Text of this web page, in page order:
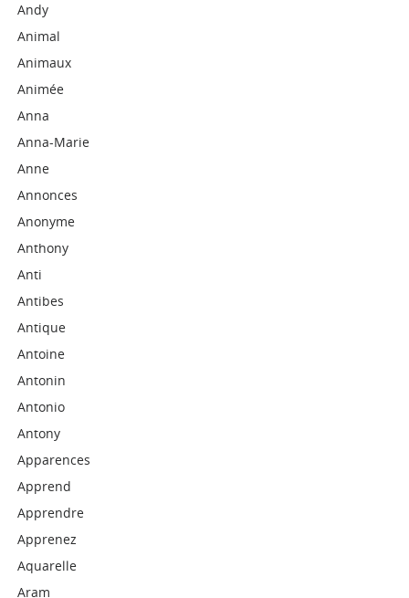
Andy
Animal
Animaux
Animée
Anna
Anna-Marie
Anne
Annonces
Anonyme
Anthony
Anti
Antibes
Antique
Antoine
Antonin
Antonio
Antony
Apparences
Apprend
Apprendre
Apprenez
Aquarelle
Aram